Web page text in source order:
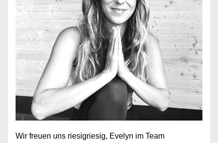
Wir freuen uns riesigriesig, Evelyn im Team